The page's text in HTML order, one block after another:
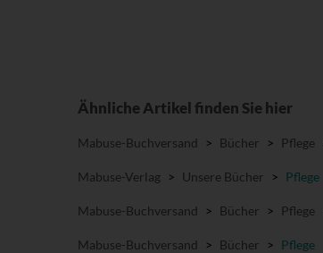
Ähnliche Artikel finden Sie hier
Mabuse-Buchversand > Bücher > Pflege
Mabuse-Verlag > Unsere Bücher > Pflege
Mabuse-Buchversand > Bücher > Pflege
Mabuse-Buchversand > Bücher > Pflege